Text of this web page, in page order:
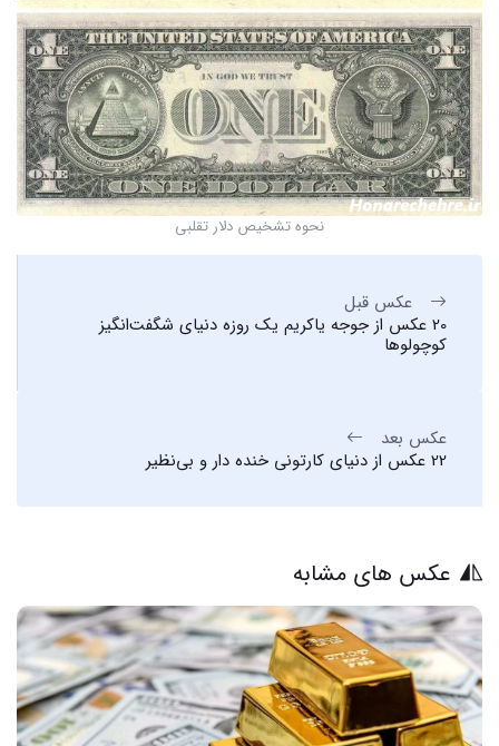
نحوه تشخیص دلار تقلبی
عکس قبل
20 عکس از جوجه یاکریم یک روزه دنیای شگفت‌انگیز
کوچولوها
عکس بعد
22 عکس از دنیای کارتونی خنده دار و بی‌نظیر
عکس های مشابه